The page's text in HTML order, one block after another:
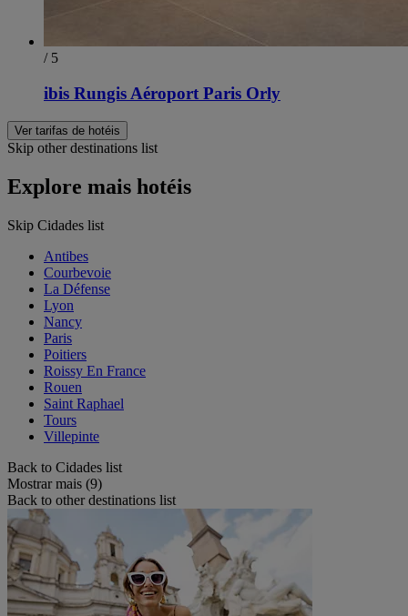
/ 5
ibis Rungis Aéroport Paris Orly
Ver tarifas de hotéis
Skip other destinations list
Explore mais hotéis
Skip Cidades list
Antibes
Courbevoie
La Défense
Lyon
Nancy
Paris
Poitiers
Roissy En France
Rouen
Saint Raphael
Tours
Villepinte
Back to Cidades list
Mostrar mais (9)
Back to other destinations list